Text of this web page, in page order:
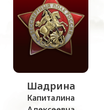
Шадрина
Капиталина